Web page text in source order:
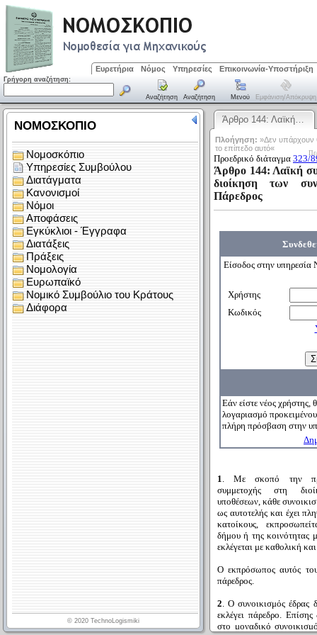
Ευρετήρια Νόμος Υπηρεσίες Επικοινωνία-Υποστήριξη
Γρήγορη αναζήτηση:
Αναζήτηση Αναζήτηση Μενού Εμφάνιση/απόκρυψη
Άρθρο 144: Λαϊκή…